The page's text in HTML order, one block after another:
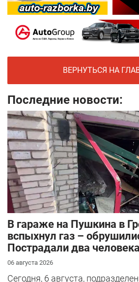
ВЕРНУТЬСЯ НА
Последние новости:
В гараже на Пушкина в
вспыхнул газ –
Пострадали два человека
06 августа 2026
Сегодня, 6 августа,